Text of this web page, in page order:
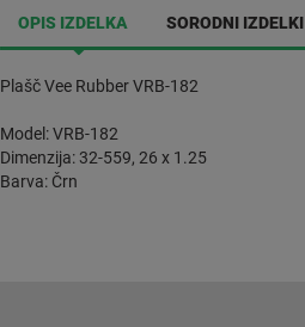
OPIS IZDELKA SORODNI IZDELKI
Plašč Vee Rubber VRB-182
Model: VRB-182
Dimenzija: 32-559, 26 x 1.25
Barva: Črn